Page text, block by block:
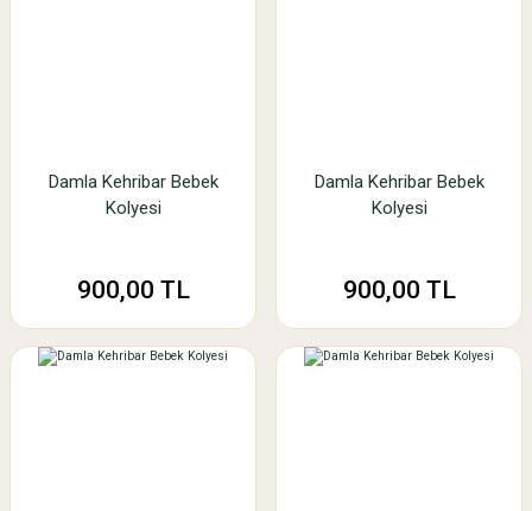
Damla Kehribar Bebek
Kolyesi
900,00 TL
Damla Kehribar Bebek
Kolyesi
900,00 TL